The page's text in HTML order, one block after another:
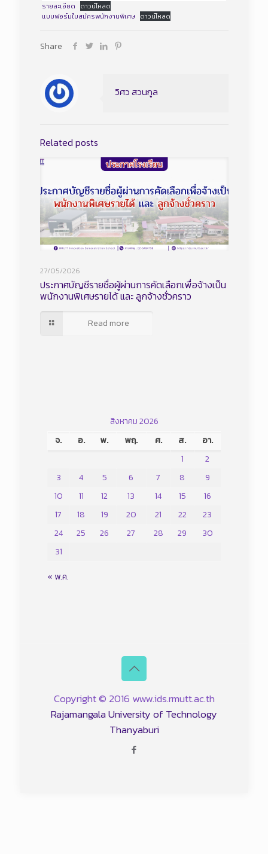
รายละเอียด
ดาวน์โหลด
แบบฟอร์มใบสมัครพนักงานพิเศษ ดาวน์โหลด
Share
วิศว สวนกูล
Related posts
27/05/2026
ประกาศบัญชีรายชื่อผู้ผ่านการคัดเลือกเพื่อจ้างเป็น
พนักงานพิเศษรายได้ และ ลูกจ้างชั่วคราว
Read more
สิงหาคม 2026
จ.
อ. พ. พฤ. ศ. ส.
อา.
1
2
3
4 5 6 7 8
9
10
11 12 13 14 15
16
17
18 19 20 21 22
23
24
25 26 27 28 29
30
31
« พ.ค.
Copyright © 2016 www.ids.rmutt.ac.th
Rajamangala University of Technology
Thanyaburi